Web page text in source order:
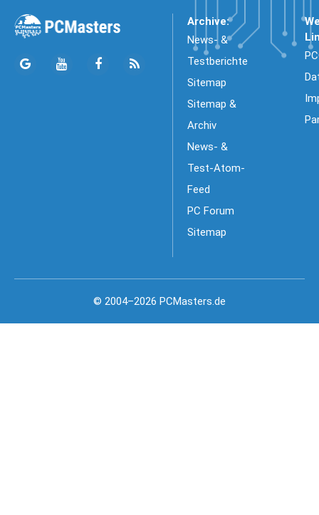
Archive:
News- &
Testberichte
Sitemap
Sitemap &
Archiv
News- &
Test-Atom-
Feed
PC Forum
Sitemap
© 2004–2026 PCMasters.de